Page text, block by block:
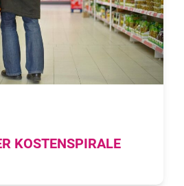
KOSTENSPIRALE